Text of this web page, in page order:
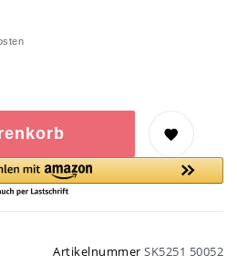
Artikelnummer SK5251 50052